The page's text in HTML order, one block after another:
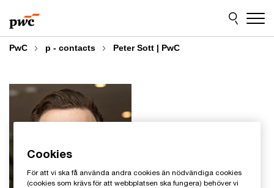
to
content
to
footer
PwC p - contacts Peter Sott | PwC
Cookies
För att vi ska få använda andra cookies än nödvändiga cookies
(cookies som krävs för att webbplatsen ska fungera) behöver vi